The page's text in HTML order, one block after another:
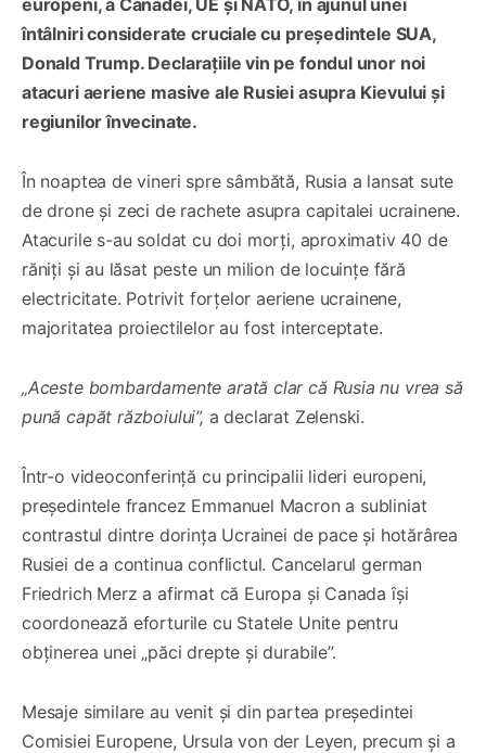
întâlniri considerate cruciale cu președintele SUA,
Donald Trump. Declarațiile vin pe fondul unor noi
atacuri aeriene masive ale Rusiei asupra Kievului și
regiunilor învecinate.
În noaptea de vineri spre sâmbătă, Rusia a lansat sute
de drone și zeci de rachete asupra capitalei ucrainene.
Atacurile s-au soldat cu doi morți, aproximativ 40 de
răniți și au lăsat peste un milion de locuințe fără
electricitate. Potrivit forțelor aeriene ucrainene,
majoritatea proiectilelor au fost interceptate.
„Aceste bombardamente arată clar că Rusia nu vrea să
pună capăt războiului”, a declarat Zelenski.
Într-o videoconferință cu principalii lideri europeni,
președintele francez Emmanuel Macron a subliniat
contrastul dintre dorința Ucrainei de pace și hotărârea
Rusiei de a continua conflictul. Cancelarul german
Friedrich Merz a afirmat că Europa și Canada își
coordonează eforturile cu Statele Unite pentru
obținerea unei „păci drepte și durabile”.
Mesaje similare au venit și din partea președintei
Comisiei Europene, Ursula von der Leyen, precum și a